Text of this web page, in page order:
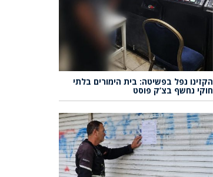
הקזינו נפל בפשיטה: בית הימורים בלתי
חוקי נחשף בצ’ק פוסט